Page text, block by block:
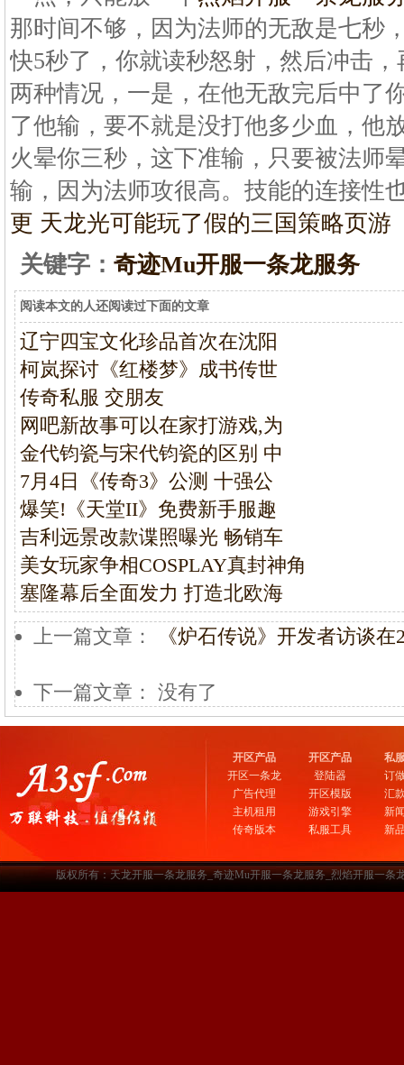
那时间不够，因为法师的无敌是七秒
快5秒了，你就读秒怒射，然后冲击
两种情况，一是，在他无敌完后中了
了他输，要不就是没打他多少血，他
火晕你三秒，这下准输，只要被法师
输，因为法师攻很高。技能的连接性
更 天龙光可能玩了假的三国策略页游
关键字： 奇迹Mu开服一条龙服务
阅读本文的人还阅读过下面的文章
辽宁四宝文化珍品首次在沈阳
柯岚探讨《红楼梦》成书传世
传奇私服 交朋友
网吧新故事可以在家打游戏,为
金代钧瓷与宋代钧瓷的区别 中
7月4日《传奇3》公测 十强公
爆笑!《天堂II》免费新手服趣
吉利远景改款谍照曝光 畅销车
美女玩家争相COSPLAY真封神角
塞隆幕后全面发力 打造北欧海
上一篇文章：
《炉石传说》开发者访谈
下一篇文章： 没有了
开区产品
开区一条龙
广告代理
主机租用
传奇版本
开区产品
登陆器
开区模版
游戏引擎
私服工具
私
订
汇
新
新
版权所有：天龙开服一条龙服务_奇迹Mu开服一条龙服务_烈焰开服一条